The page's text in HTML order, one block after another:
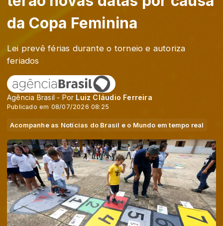
da Copa Feminina
Lei prevê férias durante o torneio e autoriza
feriados
Agência Brasil - Por Luiz Cláudio Ferreira
Publicado em 08/07/2026 08:25
Acompanhe as Notícias do Brasil e o Mundo em tempo real